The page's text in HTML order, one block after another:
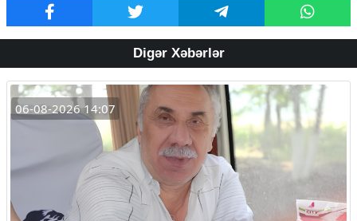
Digər Xəbərlər
06-08-2026 14:07